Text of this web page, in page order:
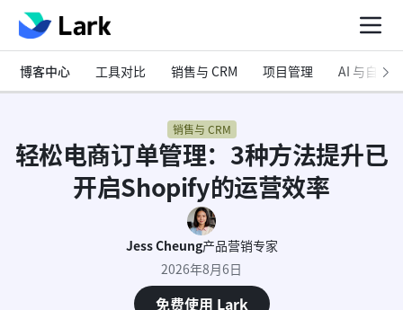
博客中心 工具对比 销售与 CRM 项目管理 AI 与自动化
销售与 CRM
轻松电商订单管理：3种方法提升已
开启Shopify的运营效率
Jess Cheung产品营销专家
2026年8月6日
免费使用 Lark